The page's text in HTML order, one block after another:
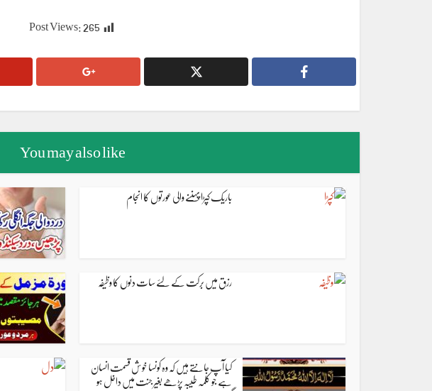
Post Views:265
You may also like
باریک کپڑا پہننے والی عورتوں کا انجام
رزق میں برکت کے لئے سات دنوں کا وظیفہ
کیا آپ جانتے ہیں کہ وہ کونسا خوش قسمت انسان
ہے جو کلمہ طیبہ پڑھے بغیر جنت میں داخل ہو